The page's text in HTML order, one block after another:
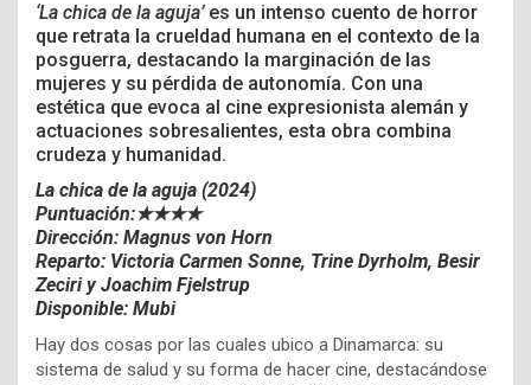
‘La chica de la aguja’es un intenso cuento de horror
que retrata la crueldad humana en el contexto de la
posguerra, destacando la marginación de las
mujeres y su pérdida de autonomía. Con una
estética que evoca al cine expresionista alemán y
actuaciones sobresalientes, esta obra combina
crudeza y humanidad.
La chica de la aguja (2024)
Puntuación:★★★★
Dirección: Magnus von Horn
Reparto: Victoria Carmen Sonne, Trine Dyrholm, Besir
Zeciri yJoachim Fjelstrup
Disponible: Mubi
Hay dos cosas por las cuales ubico a Dinamarca: su
sistema de salud y su forma de hacer cine, destacándose